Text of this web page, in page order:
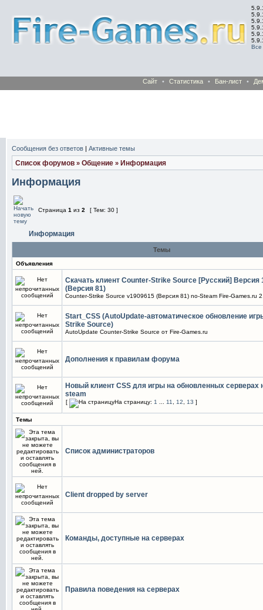
Все
Сайт • Статистика • Бан-лист •
Сообщения без ответов | Активные темы
Список форумов » Общение » Информация
Информация
Страница 1 из 2 [ Тем: 30 ]
Информация
Темы
Объявления
Скачать клиент Counter-Strike Source [Русский] Версия
(Версия 81)
Counter-Strike Source v1909615 (Версия 81) no-Steam Fire-Games.ru
Start_CSS (AutoUpdate-автоматическое обновление
Strike Source)
AutoUpdate Counter-Strike Source от Fire-Games.ru
Дополнения к правилам форума
Новый клиент CSS для игры на обновленных серверах
steam
[ На страницу: 1 11 12 13 ]
Темы
Список администраторов
Client dropped by server
Команды, доступные на серверах
Правила поведения на серверах